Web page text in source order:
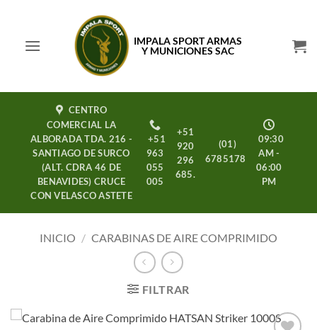
contenido
IMPALA SPORT ARMAS
Y MUNICIONES SAC
CENTRO
COMERCIAL LA
ALBORADA TDA. 216 -
SANTIAGO DE SURCO
(ALT. CDRA 46 DE
BENAVIDES) CRUCE
CON VELASCO ASTETE
09:30
AM -
06:00
PM
+51
963
055
005
+51
920
296
685.
(01)
6785178
INICIO / CARABINAS DE AIRE COMPRIMIDO
FILTRAR